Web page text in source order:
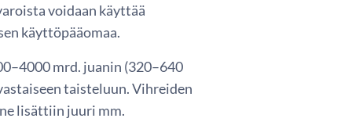
voidaan käyttää
käyttöpääomaa.
mrd. juanin (320–640
taisteluun. Vihreiden
lisättiin juuri mm.